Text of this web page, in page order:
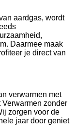
aardgas, wordt
Daarmee maak
je direct van
verwarmen met
zonder
zorgen voor de
jaar door geniet